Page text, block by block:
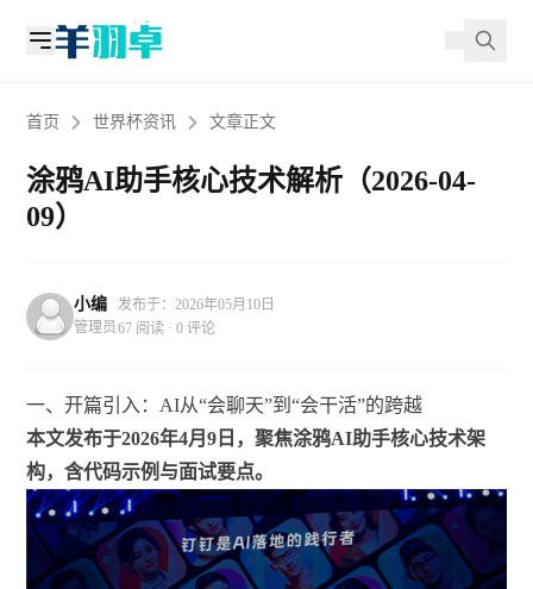
首页 世界杯资讯 文章正文
涂鸦AI助手核心技术解析（2026-04-
09）
小编
管理员
发布于：2026年05月10日
67 阅读 · 0 评论
一、开篇引入：AI从“会聊天”到“会干活”的跨越
本文发布于2026年4月9日，聚焦涂鸦AI助手核心技术架
构，含代码示例与面试要点。